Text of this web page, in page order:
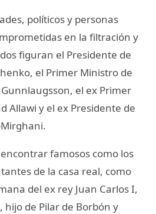
políticos y personas
en la filtración y
figuran el Presidente de
el Primer Ministro de
el ex Primer
Allawi y el ex Presidente de
famosos como los
de la casa real, como
del ex rey Juan Carlos I,
hijo de Pilar de Borbón y